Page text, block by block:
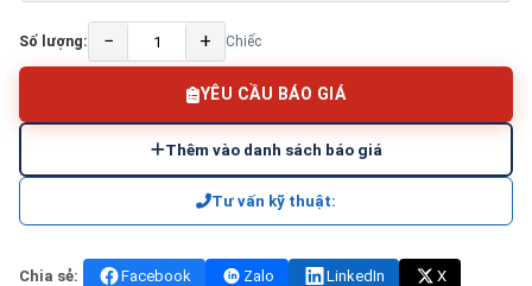
Số lượng: − + Chiếc
YÊU CẦU BÁO GIÁ
Thêm vào danh sách báo giá
Tư vấn kỹ thuật:
Chia sẻ: Facebook Zalo LinkedIn
X